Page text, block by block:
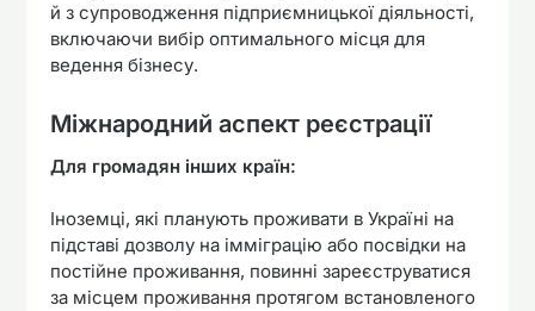
й з супроводження підприємницької діяльності,
включаючи вибір оптимального місця для
ведення бізнесу.
Міжнародний аспект реєстрації
Для громадян інших країн:
Іноземці, які планують проживати в Україні на
підставі дозволу на імміграцію або посвідки на
постійне проживання, повинні зареєструватися
за місцем проживання протягом встановленого